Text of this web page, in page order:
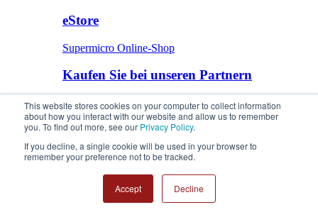
This website stores cookies on your computer to collect information
about how you interact with our website and allow us to remember
you. To find out more, see our Privacy Policy.
If you decline, a single cookie will be used in your browser to
remember your preference not to be tracked.
Accept Decline
eStore
Supermicro Online-Shop
Kaufen Sie bei unseren Partnern
Finde einen Supermicro Autorisierter Partner
eStore
Kaufen Sie bei unseren Partnern